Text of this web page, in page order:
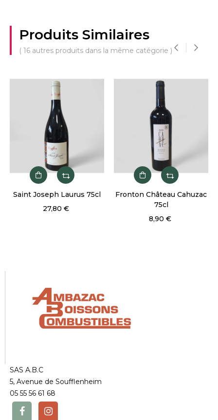
Produits Similaires
( 16 autres produits dans la même catégorie )
Saint Joseph Laurus 75cl
27,80 €
Fronton Château Cahuzac
75cl
8,90 €
SAS A.B.C
5, Avenue de Soufflenheim
05 55 56 61 68